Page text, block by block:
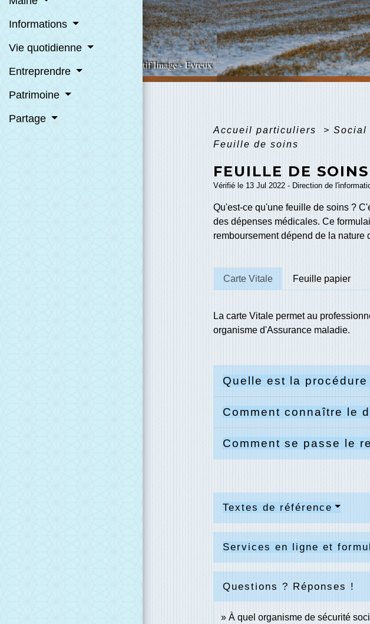
Informations
Vie quotidienne
Entreprendre
Patrimoine
Partage
Accueil particuliers > Social
Feuille de soins
FEUILLE DE SOINS
Vérifié le 13 Jul 2022 - Direction de
Qu'est-ce qu'une feuille de soins ?
des dépenses médicales. Ce
remboursement dépend de la nature
Carte Vitale Feuille papier
La carte Vitale permet au
organisme d'Assurance maladie.
Quelle est la
Comment connaître le
Comment se passe le
Textes de référence
Services en ligne et
Questions ? Réponses !
À quel organisme de sécurité